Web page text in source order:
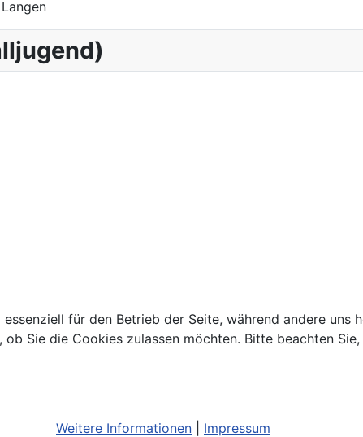
für den Betrieb der Seite, während andere uns
Sie die Cookies zulassen möchten. Bitte beachten
Weitere Informationen
Impressum